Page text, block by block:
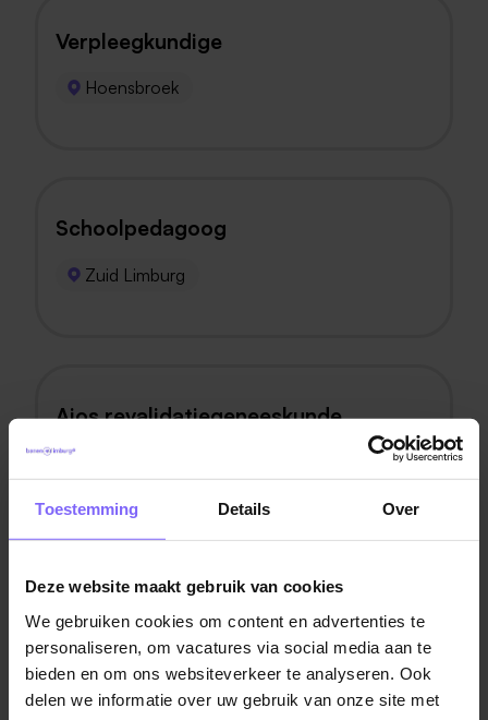
Toestemming Details Over
Deze website maakt gebruik van cookies
We gebruiken cookies om content en advertenties te
personaliseren, om vacatures via social media aan te
bieden en om ons websiteverkeer te analyseren. Ook
delen we informatie over uw gebruik van onze site met
Verpleegkundige
Hoensbroek
Schoolpedagoog
Zuid Limburg
Aios revalidatiegeneeskunde
(Kinder)Verpleegkundige
Valkenburg